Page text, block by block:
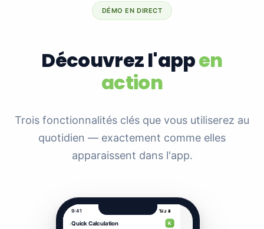
DÉMO EN DIRECT
Découvrez l'appen
action
Trois fonctionnalités clés que vous utiliserez au
quotidien — exactement comme elles
apparaissent dans l'app.